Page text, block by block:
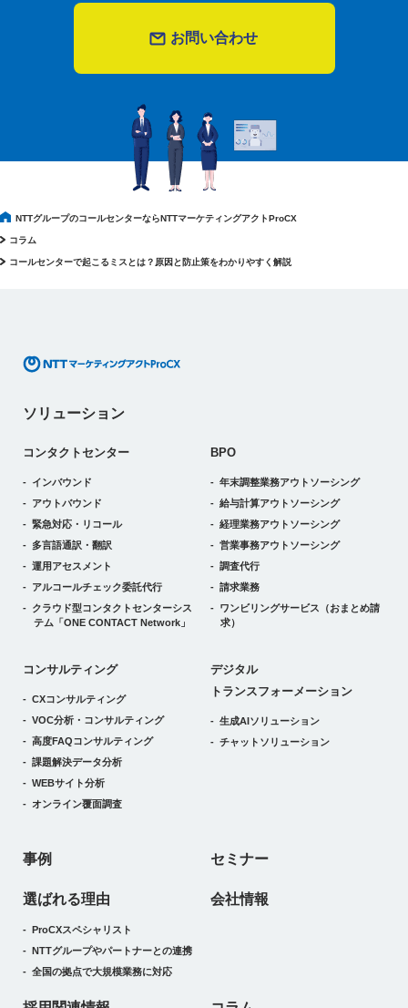
お問い合わせ
NTTグループのコールセンターならNTTマーケティングアクトProCX
コラム
コールセンターで起こるミスとは？原因と防止策をわかりやすく解説
ソリューション
コンタクトセンター
インバウンド
アウトバウンド
緊急対応・リコール
多言語通訳・翻訳
運用アセスメント
アルコールチェック委託代行
クラウド型コンタクトセンターシス
テム 「ONE CONTACT Network」
BPO
年末調整業務アウトソーシング
給与計算アウトソーシング
経理業務アウトソーシング
営業事務アウトソーシング
調査代行
請求業務
ワンビリングサービス （おまとめ請
求）
コンサルティング
CXコンサルティング
VOC分析・コンサルティング
高度FAQコンサルティング
課題解決データ分析
WEBサイト分析
オンライン覆面調査
デジタルトランスフォーメーション
デジタル
トランスフォーメーション
生成AIソリューション
チャットソリューション
事例 セミナー
選ばれる理由
ProCXスペシャリスト
NTTグループやパートナーとの連携
全国の拠点で大規模業務に対応
会社情報